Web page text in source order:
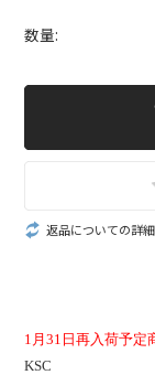
数量:
返品についての詳
1月31日再入荷予定
KSC